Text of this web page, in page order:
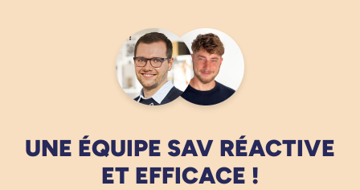
UNE ÉQUIPE SAV RÉACTIVE
ET EFFICACE !